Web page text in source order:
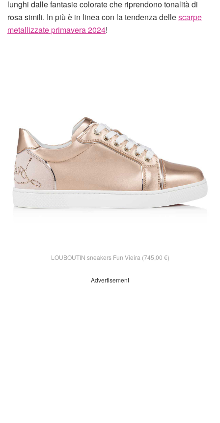
lunghi dalle fantasie colorate che riprendono tonalità di
rosa simili. In più è in linea con la tendenza dellescarpe
metallizzate primavera 2024!
LOUBOUTIN sneakers Fun Vieira (745,00 €)
Advertisement